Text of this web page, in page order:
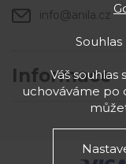
Informace
info@anila.cz
Souhlas
Váš souhlas
uchováváme po